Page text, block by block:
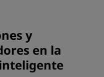
y
en la